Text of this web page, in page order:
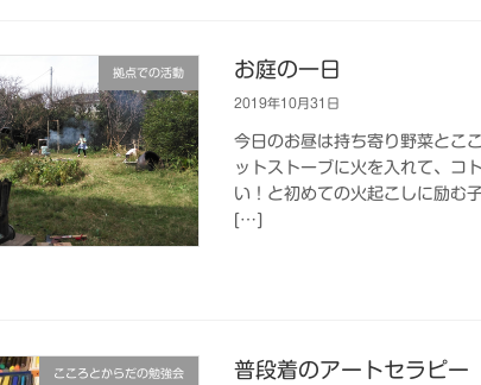
拠点での活動 お庭の一日
2019年10月31日
今日のお昼は持ち寄り野菜とこ
ットストーブに火を入れて、
い！と初めての火起こしに励む
[…]
こころとからだの勉強会 普段着のアートセラピー